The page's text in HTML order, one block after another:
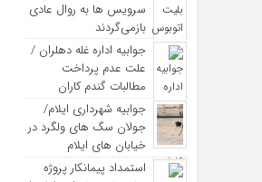
سرویس ها به روال عادی
بازمی‌گردند
جوابیه اداره غله دهلران /
علت عدم پرداخت
مطالبات گندم کاران
جوابیه شهرداری ایلام/
جولان سگ های ولگرد در
خیابان های ایلام
استمداد پیمانکار پروژه